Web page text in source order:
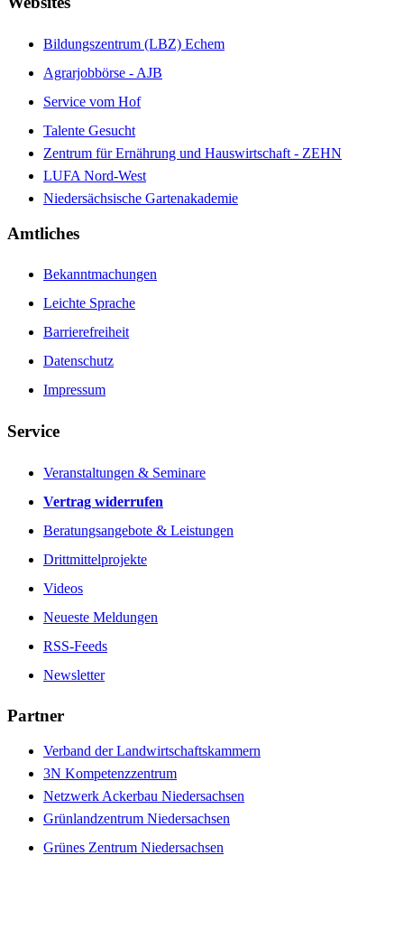
Bildungszentrum (LBZ) Echem
Agrarjobbörse - AJB
Service vom Hof
Talente Gesucht
Zentrum für Ernährung und Hauswirtschaft - ZEHN
LUFA Nord-West
Niedersächsische Gartenakademie
Amtliches
Bekanntmachungen
Leichte Sprache
Barrierefreiheit
Datenschutz
Impressum
Service
Veranstaltungen & Seminare
Vertrag widerrufen
Beratungsangebote & Leistungen
Drittmittelprojekte
Videos
Neueste Meldungen
RSS-Feeds
Newsletter
Partner
Verband der Landwirtschaftskammern
3N Kompetenzzentrum
Netzwerk Ackerbau Niedersachsen
Grünlandzentrum Niedersachsen
Grünes Zentrum Niedersachsen